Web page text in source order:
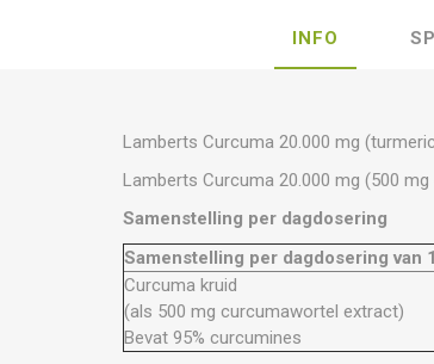
INFO
Lamberts Curcuma 20.000 mg
Lamberts Curcuma 20.000 mg (500
Samenstelling per dagdosering
Samenstelling per dagdosering van
Curcuma kruid
(als 500 mg curcumawortel extract)
Bevat 95% curcumines